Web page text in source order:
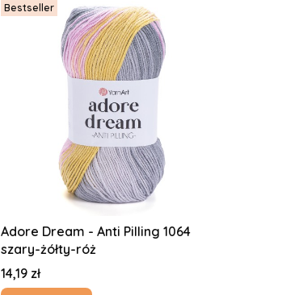
Bestseller
Adore Dream - Anti Pilling 1064
szary-żółty-róż
Cena
14,19 zł